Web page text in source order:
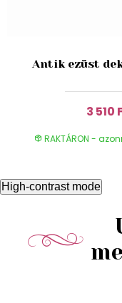
Antik ezüst
3 510
RAKTÁRON -
High-contrast mode